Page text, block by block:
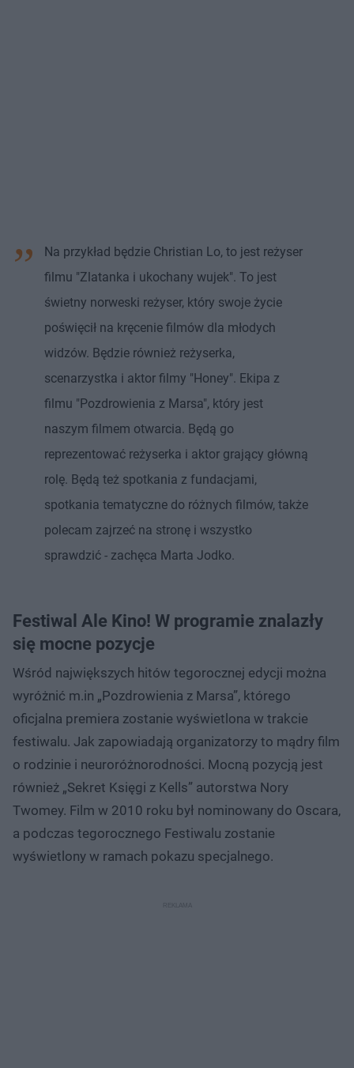
Na przykład będzie Christian Lo, to jest reżyser
filmu "Zlatanka i ukochany wujek". To jest
świetny norweski reżyser, który swoje życie
poświęcił na kręcenie filmów dla młodych
widzów. Będzie również reżyserka,
scenarzystka i aktor filmy "Honey". Ekipa z
filmu "Pozdrowienia z Marsa", który jest
naszym filmem otwarcia. Będą go
reprezentować reżyserka i aktor grający główną
rolę. Będą też spotkania z fundacjami,
spotkania tematyczne do różnych filmów, także
polecam zajrzeć na stronę i wszystko
sprawdzić - zachęca Marta Jodko.
Festiwal Ale Kino! W programie znalazły
się mocne pozycje
Wśród największych hitów tegorocznej edycji można
wyróżnić m.in „Pozdrowienia z Marsa”, którego
oficjalna premiera zostanie wyświetlona w trakcie
festiwalu. Jak zapowiadają organizatorzy to mądry film
o rodzinie i neuroróżnorodności. Mocną pozycją jest
również „Sekret Księgi z Kells” autorstwa Nory
Twomey. Film w 2010 roku był nominowany do Oscara,
a podczas tegorocznego Festiwalu zostanie
wyświetlony w ramach pokazu specjalnego.